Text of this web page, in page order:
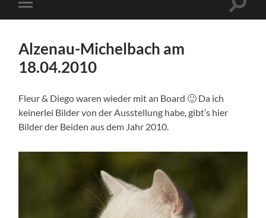
Mobile-
Menü
Alzenau-Michelbach am
18.04.2010
Fleur & Diego waren wieder mit an Board 🙂 Da ich
keinerlei Bilder von der Ausstellung habe, gibt’s hier
Bilder der Beiden aus dem Jahr 2010.